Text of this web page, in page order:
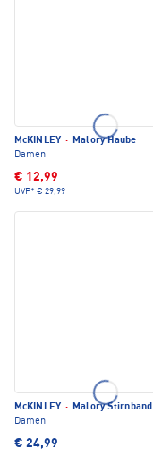
McKINLEY · Malory Haube
Damen
€ 12,99
UVP* € 29,99
McKINLEY · Malory Stirnband
Damen
€ 24,99